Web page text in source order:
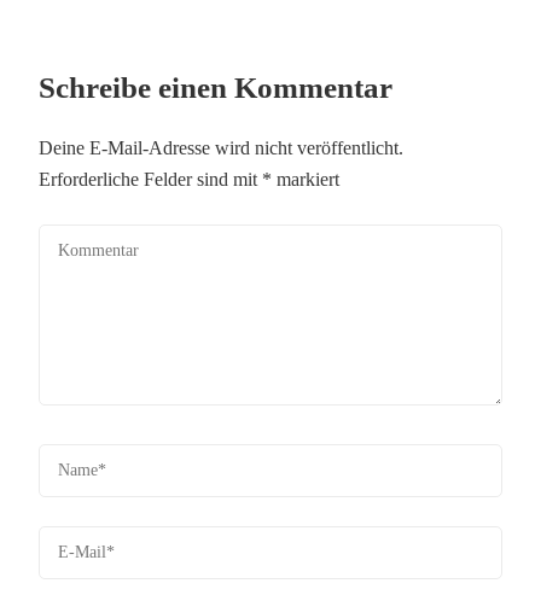
Schreibe einen Kommentar
Deine E-Mail-Adresse wird nicht veröffentlicht.
Erforderliche Felder sind mit * markiert